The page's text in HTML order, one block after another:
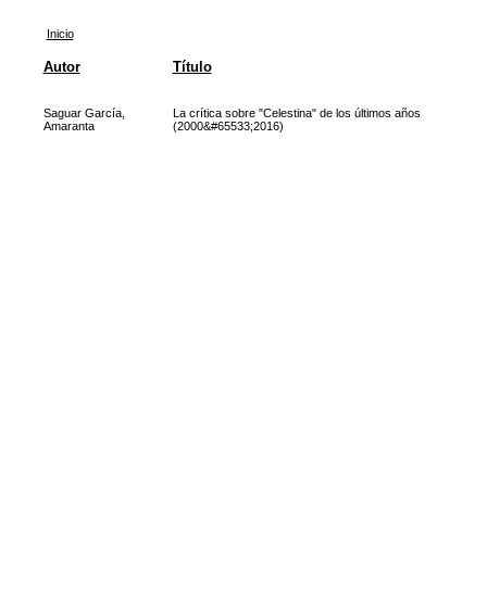
Inicio
Autor Título
Saguar García,
Amaranta
La crítica sobre "Celestina" de los últimos años
(2000&#65533;2016)